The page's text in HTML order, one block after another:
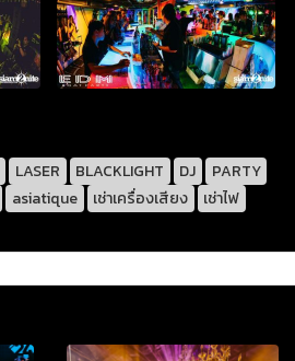
LASER BLACKLIGHT DJ
PARTY
asiatique เช่าเครื่องเสียง
เช่าไฟ